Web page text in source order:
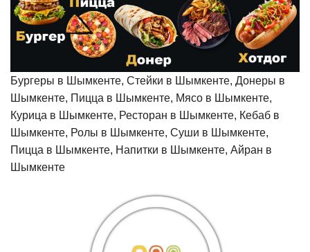
Бургеры в Шымкенте, Стейки в Шымкенте, Донеры в
Шымкенте, Пицца в Шымкенте, Мясо в Шымкенте,
Курица в Шымкенте, Ресторан в Шымкенте, Кебаб в
Шымкенте, Ролы в Шымкенте, Суши в Шымкенте,
Пицца в Шымкенте, Напитки в Шымкенте, Айран в
Шымкенте